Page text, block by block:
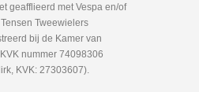
geafflieerd met Vespa en/of
Tweewielers
bij de Kamer van
nummer 74098306
KVK: 27303607).